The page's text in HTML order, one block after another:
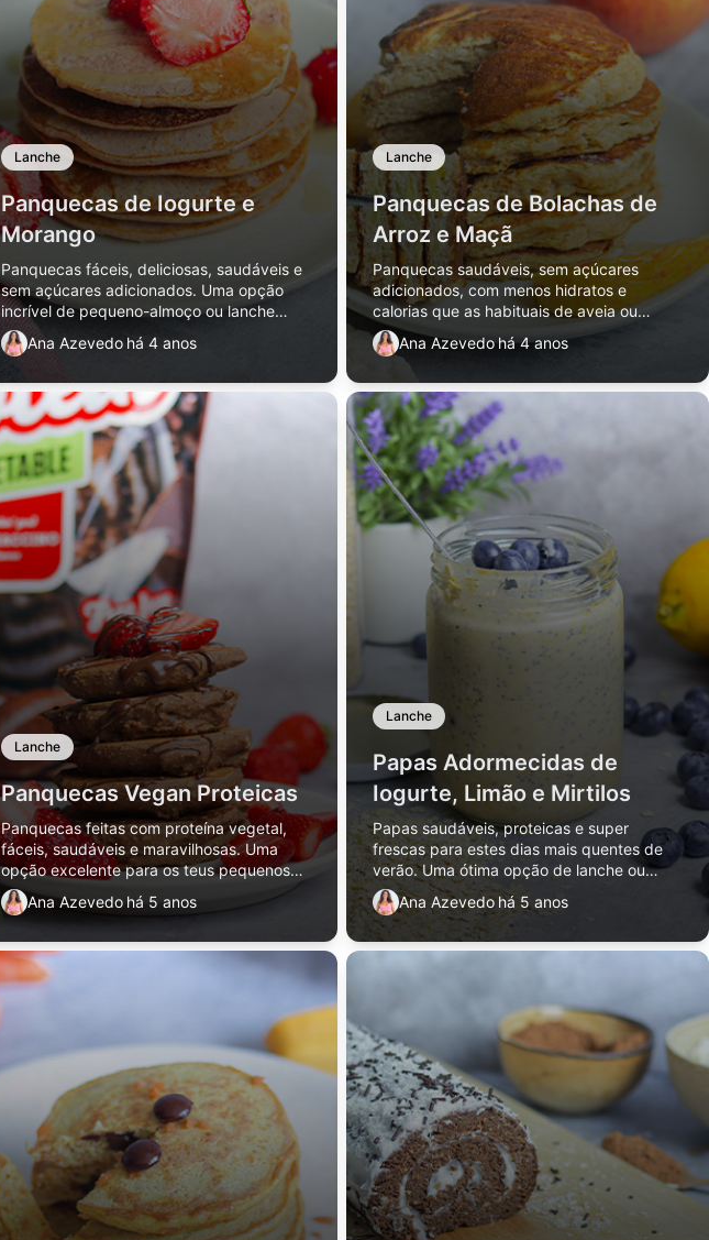
Lanche
Panquecas de Iogurte e
Morango
Panquecas fáceis, deliciosas, saudáveis e
sem açúcares adicionados. Uma opção
incrível de pequeno-almoço ou lanche
fresco para o verão.
Ana Azevedo há 4 anos
Lanche
Panquecas de Bolachas de
Arroz e Maçã
Panquecas saudáveis, sem açúcares
adicionados, com menos hidratos e
calorias que as habituais de aveia ou
outras farinhas. Deliciosas e fofinhas, uma
opção incrível de lanche ou pequeno-
Ana Azevedohá 4 anos
Lanche
Panquecas Vegan Proteicas
Panquecas feitas com proteína vegetal,
fáceis, saudáveis e maravilhosas. Uma
opção excelente para os teus pequenos
almoços ou lanches.
Ana Azevedo há 5 anos
Lanche
Papas Adormecidas de
Iogurte, Limão e Mirtilos
Papas saudáveis, proteicas e super
frescas para estes dias mais quentes de
verão. Uma ótima opção de lanche ou
pequeno almoço uma vez que não tem
qualquer adição de açúcar.
Ana Azevedo há 5 anos